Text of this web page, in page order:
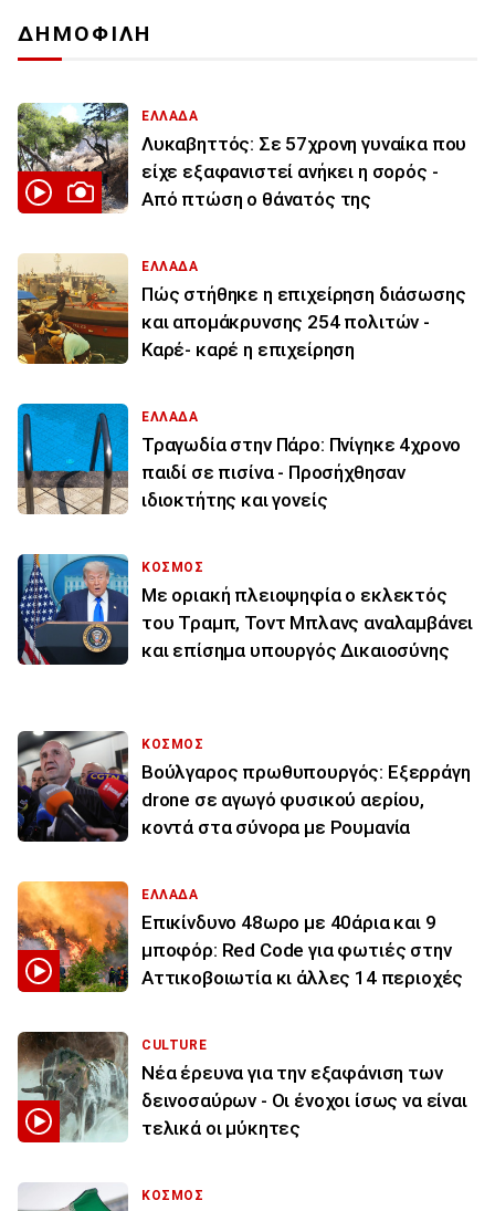
ΔΗΜΟΦΙΛΗ
ΕΛΛΑΔΑ
Λυκαβηττός: Σε 57χρονη γυναίκα που
είχε εξαφανιστεί ανήκει η σορός -
Από πτώση ο θάνατός της
ΕΛΛΑΔΑ
Πώς στήθηκε η επιχείρηση διάσωσης
και απομάκρυνσης 254 πολιτών -
Καρέ- καρέ η επιχείρηση
ΕΛΛΑΔΑ
Τραγωδία στην Πάρο: Πνίγηκε 4χρονο
παιδί σε πισίνα - Προσήχθησαν
ιδιοκτήτης και γονείς
ΚΟΣΜΟΣ
Με οριακή πλειοψηφία ο εκλεκτός
του Τραμπ, Τοντ Μπλανς αναλαμβάνει
και επίσημα υπουργός Δικαιοσύνης
ΚΟΣΜΟΣ
Βούλγαρος πρωθυπουργός: Εξερράγη
drone σε αγωγό φυσικού αερίου,
κοντά στα σύνορα με Ρουμανία
ΕΛΛΑΔΑ
Επικίνδυνο 48ωρο με 40άρια και 9
μποφόρ: Red Code για φωτιές στην
Αττικοβοιωτία κι άλλες 14 περιοχές
CULTURE
Νέα έρευνα για την εξαφάνιση των
δεινοσαύρων - Οι ένοχοι ίσως να είναι
τελικά οι μύκητες
ΚΟΣΜΟΣ